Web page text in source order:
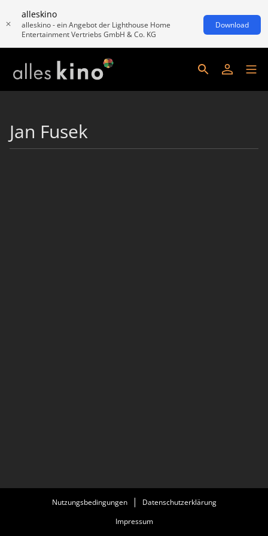
alleskino
alleskino - ein Angebot der Lighthouse Home
Entertainment Vertriebs GmbH & Co. KG
Download
Jan Fusek
Nutzungsbedingungen
Datenschutzerklärung
Impressum